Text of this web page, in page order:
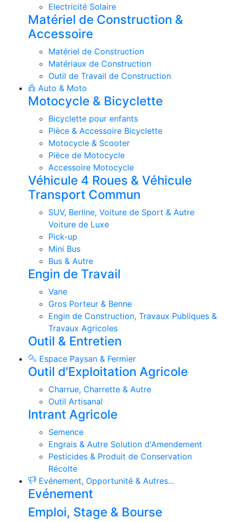
Electricité Solaire
Matériel de Construction &
Accessoire
Matériel de Construction
Matériaux de Construction
Outil de Travail de Construction
Auto & Moto
Motocycle & Bicyclette
Bicyclette pour enfants
Pièce & Accessoire Bicyclette
Motocycle & Scooter
Pièce de Motocycle
Accessoire Motocycle
Véhicule 4 Roues & Véhicule
Transport Commun
SUV, Berline, Voiture de Sport & Autre
Voiture de Luxe
Pick-up
Mini Bus
Bus & Autre
Engin de Travail
Vane
Gros Porteur & Benne
Engin de Construction, Travaux Publiques &
Travaux Agricoles
Outil & Entretien
Espace Paysan & Fermier
Outil d'Exploitation Agricole
Charrue, Charrette & Autre
Outil Artisanal
Intrant Agricole
Semence
Engrais & Autre Solution d'Amendement
Pesticides & Produit de Conservation
Récolte
Evénement, Opportunité & Autres...
Evénement
Emploi, Stage & Bourse